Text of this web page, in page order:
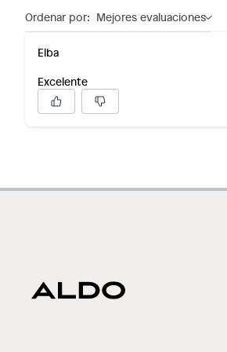
Ordenar por: Mejores evaluaciones
Elba
Excelente